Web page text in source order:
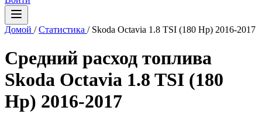
Домой / Статистика / Skoda Octavia 1.8 TSI (180 Hp) 2016-2017
Средний расход топлива
Skoda Octavia 1.8 TSI (180
Hp) 2016-2017